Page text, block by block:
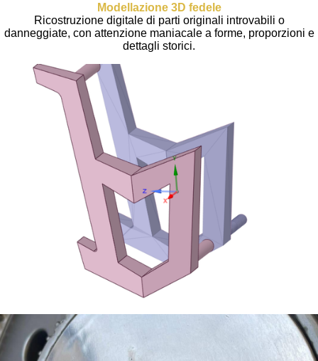
Modellazione 3D fedele
Ricostruzione digitale di parti originali introvabili o
danneggiate, con attenzione maniacale a forme, proporzioni e
dettagli storici.